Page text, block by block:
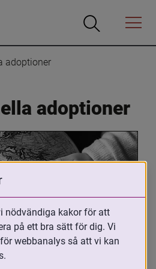
Öppna
Öppna
Menyn
adoptioner
adoptioner
arbetar med
nödvändiga kakor för att
på ett bra sätt för dig. Vi
webbanalys så att vi kan